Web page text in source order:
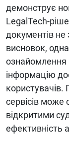
демонструє
LegalTech-
документів
висновок,
ознайомлення
інформацію
сервісів може
відкритими
ефективність